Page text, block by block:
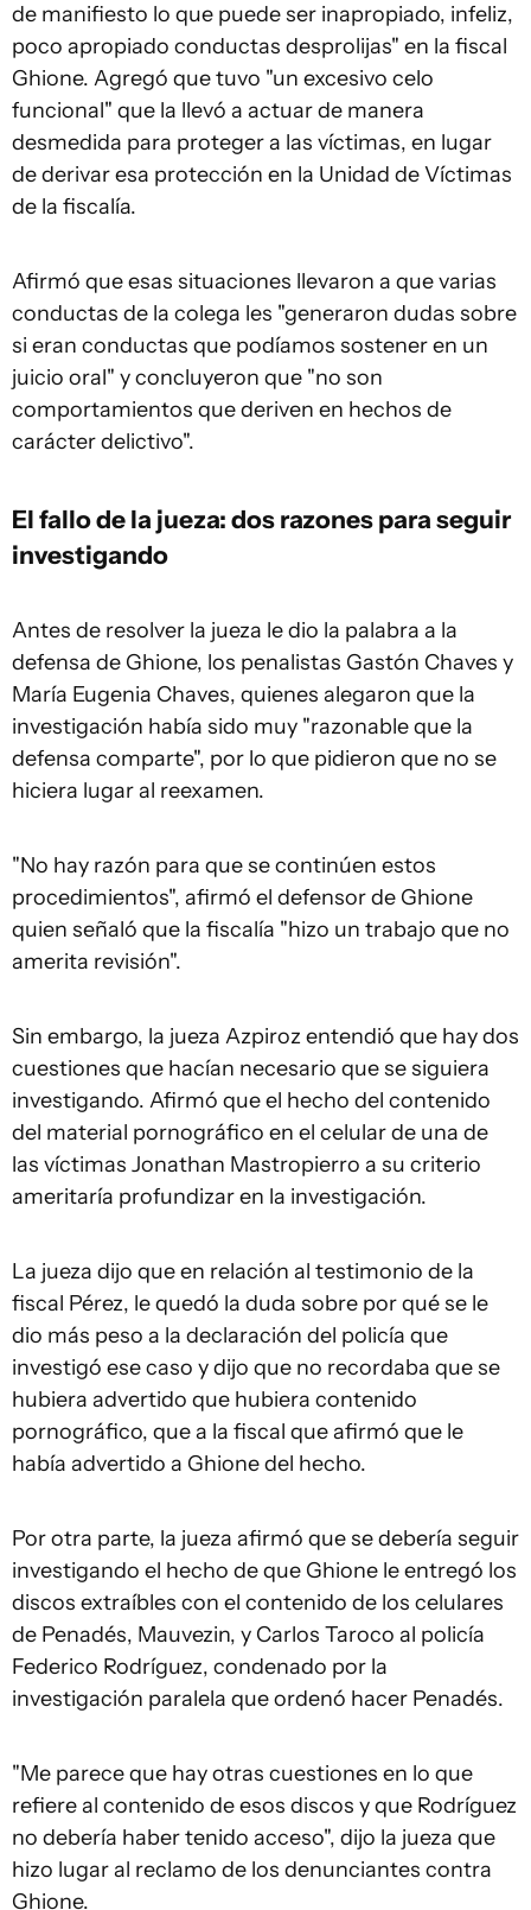
de manifiesto lo que puede ser inapropiado, infeliz,
poco apropiado conductas desprolijas" en la fiscal
Ghione. Agregó que tuvo "un excesivo celo
funcional" que la llevó a actuar de manera
desmedida para proteger a las víctimas, en lugar
de derivar esa protección en la Unidad de Víctimas
de la fiscalía.
Afirmó que esas situaciones llevaron a que varias
conductas de la colega les "generaron dudas sobre
si eran conductas que podíamos sostener en un
juicio oral" y concluyeron que "no son
comportamientos que deriven en hechos de
carácter delictivo".
El fallo de la jueza: dos razones para seguir
investigando
Antes de resolver la jueza le dio la palabra a la
defensa de Ghione, los penalistas Gastón Chaves y
María Eugenia Chaves, quienes alegaron que la
investigación había sido muy "razonable que la
defensa comparte", por lo que pidieron que no se
hiciera lugar al reexamen.
"No hay razón para que se continúen estos
procedimientos", afirmó el defensor de Ghione
quien señaló que la fiscalía "hizo un trabajo que no
amerita revisión".
Sin embargo, la jueza Azpiroz entendió que hay dos
cuestiones que hacían necesario que se siguiera
investigando. Afirmó que el hecho del contenido
del material pornográfico en el celular de una de
las víctimas Jonathan Mastropierro a su criterio
ameritaría profundizar en la investigación.
La jueza dijo que en relación al testimonio de la
fiscal Pérez, le quedó la duda sobre por qué se le
dio más peso a la declaración del policía que
investigó ese caso y dijo que no recordaba que se
hubiera advertido que hubiera contenido
pornográfico, que a la fiscal que afirmó que le
había advertido a Ghione del hecho.
Por otra parte, la jueza afirmó que se debería seguir
investigando el hecho de que Ghione le entregó los
discos extraíbles con el contenido de los celulares
de Penadés, Mauvezin, y Carlos Taroco al policía
Federico Rodríguez, condenado por la
investigación paralela que ordenó hacer Penadés.
"Me parece que hay otras cuestiones en lo que
refiere al contenido de esos discos y que Rodríguez
no debería haber tenido acceso", dijo la jueza que
hizo lugar al reclamo de los denunciantes contra
Ghione.